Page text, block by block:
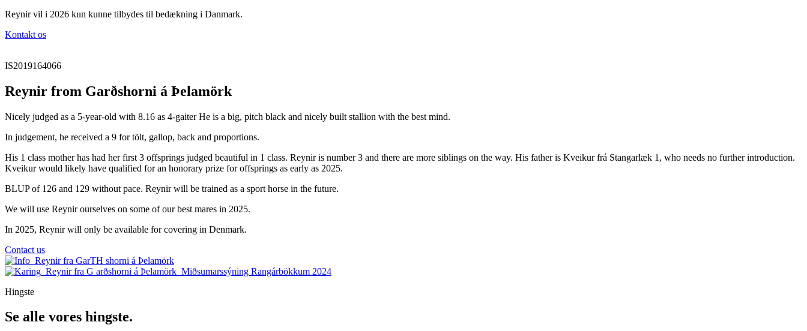
Reynir vil i 2026 kun kunne tilbydes til bedækning i Danmark.
Kontakt os
IS2019164066
Reynir from Garðshorni á Þelamörk
Nicely judged as a 5-year-old with 8.16 as 4-gaiter He is a big, pitch black and nicely built stallion with the best mind.
In judgement, he received a 9 for tölt, gallop, back and proportions.
His 1 class mother has had her first 3 offsprings judged beautiful in 1 class. Reynir is number 3 and there are more siblings on the way. His father is Kveikur frá Stangarlæk 1, who needs no further introduction.
Kveikur would likely have qualified for an honorary prize for offsprings as early as 2025.
BLUP of 126 and 129 without pace. Reynir will be trained as a sport horse in the future.
We will use Reynir ourselves on some of our best mares in 2025.
In 2025, Reynir will only be available for covering in Denmark.
Contact us
Hingste
Se alle vores hingste.